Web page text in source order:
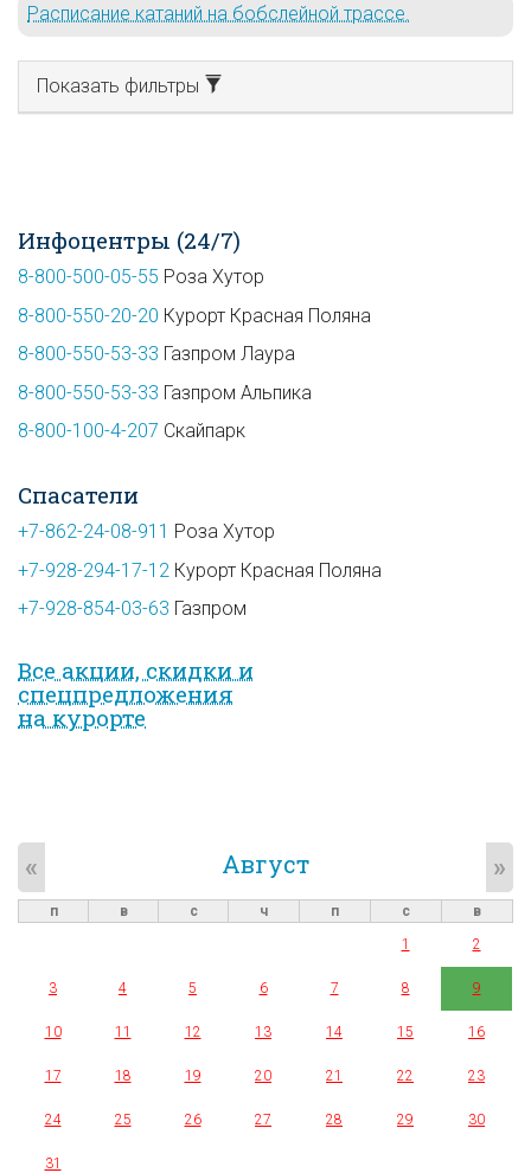
Расписание катаний на бобслейной трассе.
Показать фильтры
Инфоцентры (24/7)
8-800-500-05-55 Роза Хутор
8-800-550-20-20 Курорт Красная Поляна
8-800-550-53-33 Газпром Лаура
8-800-550-53-33 Газпром Альпика
8-800-100-4-207 Скайпарк
Спасатели
+7-862-24-08-911 Роза Хутор
+7-928-294-17-12 Курорт Красная Поляна
+7-928-854-03-63 Газпром
Все акции, скидки и
спец­предложе­ния
на курорте
Август
« »
п в с ч п с
в
1
2
3 4 5 6 7 8 9
10 11 12 13 14 15 16
17 18 19 20 21 22 23
24 25 26 27 28 29 30
31